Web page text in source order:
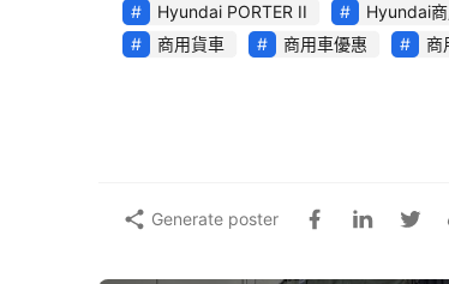
打造配件服務，展現穩健銷售表現。
Hyundai PORTER II Hyundai
商用貨車
商用車優惠 商
Generate poster